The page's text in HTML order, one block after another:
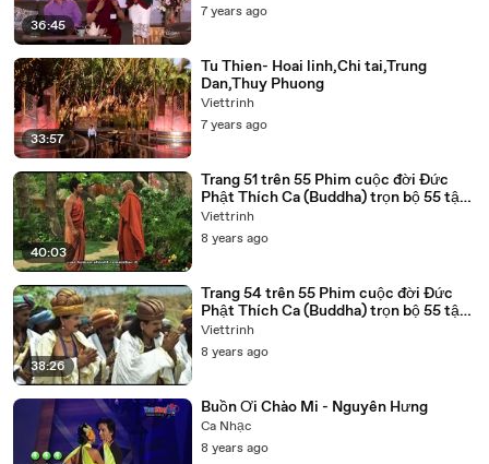
36:45
7 years ago
33:57
Tu Thien- Hoai linh,Chi tai,Trung
Dan,Thuy Phuong
Viettrinh
7 years ago
40:03
Trang 51 trên 55 Phim cuộc đời Đức
Phật Thích Ca (Buddha) trọn bộ 55 tập
lồng tiếng
Viettrinh
8 years ago
38:26
Trang 54 trên 55 Phim cuộc đời Đức
Phật Thích Ca (Buddha) trọn bộ 55 tập
lồng tiếng
Viettrinh
8 years ago
Buồn Ơi Chào Mi - Nguyên Hưng
Ca Nhạc
8 years ago